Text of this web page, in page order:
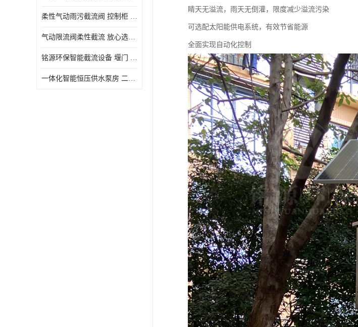
柔性气动雨污截流阀 控制柜 远程控制安全性高检修方便
气动限流阀柔性截流 放心选购 控源截污铭源环保
铭源环保智能截流设备 堰门 铸铁调节闸门作用 源头商家 可定制
一体化智能恒压供水泵房 二次加压供水设备户外智慧泵房
睛天无溢流，雨天无倒灌，限度减少溢流污染
可选配太阳能供电系统，有效节省能源
全面实现自动化控制